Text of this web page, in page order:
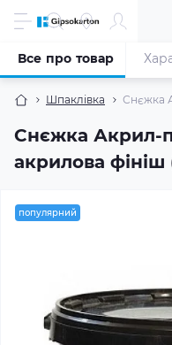
Шпаклівка Снєжка
Снєжка Акрил-
акрилова фініш
Все про товар
популярний